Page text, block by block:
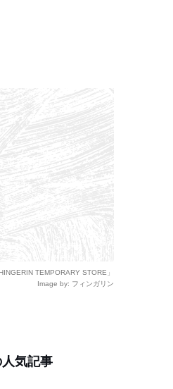
TEMPORARY STORE」
Image by: フィンガリン
気記事